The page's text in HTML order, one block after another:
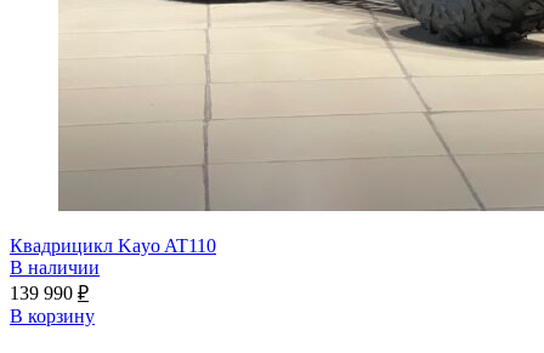
Квадрицикл Kayo AT110
В наличии
139 990 ₽
В корзину